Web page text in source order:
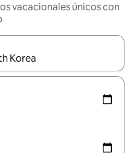
vacacionales únicos con
disponibles, navega con las